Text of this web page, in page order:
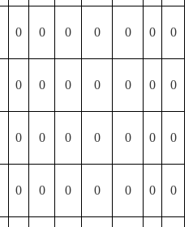
0 0 0 0 0 0 0
0 0 0 0 0 0 0
0 0 0 0 0 0 0
0 0 0 0 0 0 0